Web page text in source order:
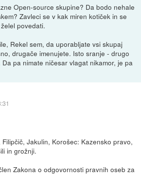
Open-source skupine? Da bodo nehale
Zavleci se v kak miren kotiček in se
povedati.
Rekel sem, da uporabljate vsi skupaj
drugače imenujete. Isto sranje - drugo
pa nimate ničesar vlagat nikamor, je pa
Jakulin, Korošec: Kazensko pravo,
in grožnji.
Zakona o odgovornosti pravnih oseb za